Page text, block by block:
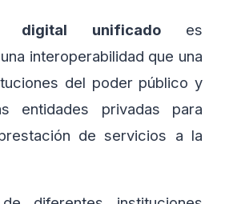
digital unificadoes
interoperabilidad que una
del poder público y
entidades privadas para
de servicios a la